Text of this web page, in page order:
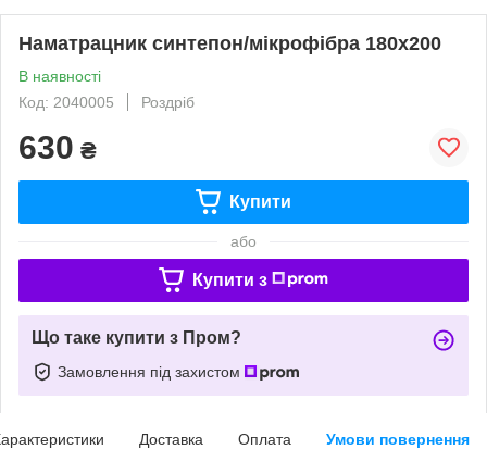
Наматрацник синтепон/мікрофібра 180х200
В наявності
Код: 2040005
Роздріб
630 ₴
Купити
або
Купити з
Що таке купити з Пром?
Замовлення під захистом
Доставка Оплата Умови повернення